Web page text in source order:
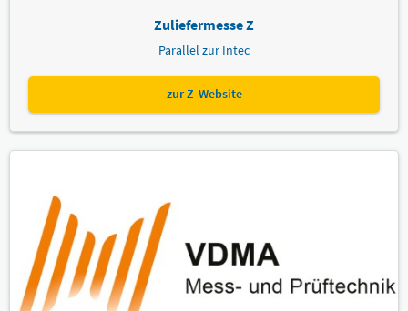
Zuliefermesse Z
Parallel zur Intec
zur Z-Website